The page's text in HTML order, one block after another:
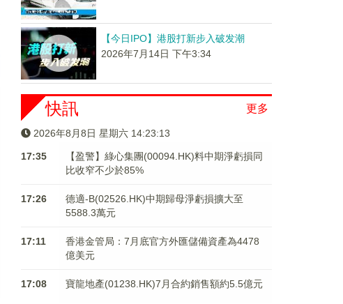
【今日IPO】港股打新步入破发潮
2026年7月14日 下午3:34
更多
快訊
2026年8月8日 星期六 14:23:14
17:35
【盈警】綠心集團(00094.HK)料中期淨虧損同
比收窄不少於85%
17:26
德適-B(02526.HK)中期歸母淨虧損擴大至
5588.3萬元
17:11
香港金管局：7月底官方外匯儲備資產為4478
億美元
17:08 寶龍地產(01238.HK)7月合約銷售額約5.5億元